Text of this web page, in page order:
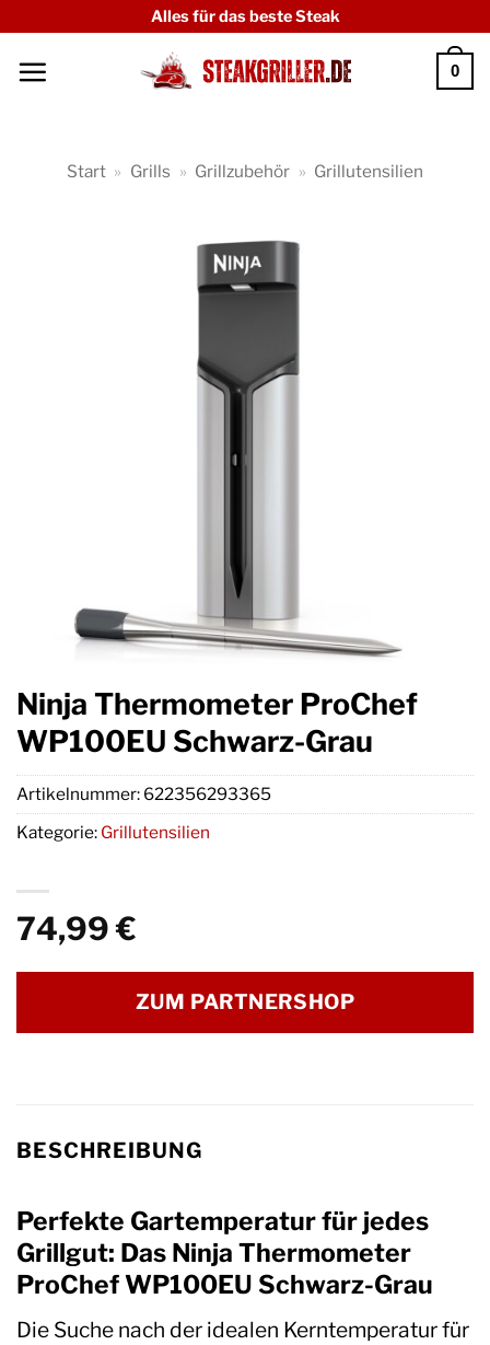
springen
Alles für das beste Steak
0
Start » Grills » Grillzubehör » Grillutensilien
Ninja Thermometer ProChef
WP100EU Schwarz-Grau
74,99€
ZUM PARTNERSHOP
Artikelnummer: 622356293365
Kategorie: Grillutensilien
BESCHREIBUNG
Perfekte Gartemperatur für jedes
Grillgut: Das Ninja Thermometer
ProChef WP100EU Schwarz-Grau
Die Suche nach der idealen Kerntemperatur für